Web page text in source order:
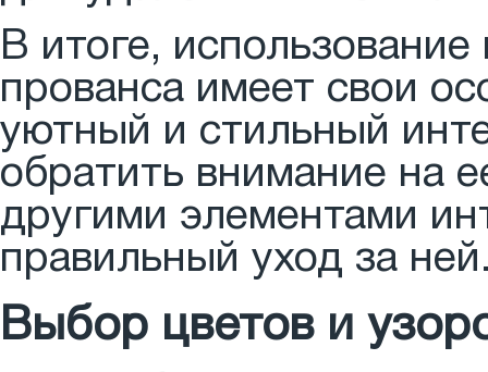
В итоге,
прованса имеет свои
уютный и стильный
обратить внимание на
другими элементами
правильный уход за
Выбор цветов и